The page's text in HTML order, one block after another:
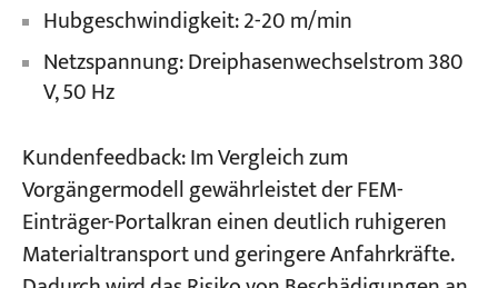
Hubgeschwindigkeit: 2-20 m/min
Netzspannung: Dreiphasenwechselstrom 380
V, 50 Hz
Kundenfeedback: Im Vergleich zum
Vorgängermodell gewährleistet der FEM-
Einträger-Portalkran einen deutlich ruhigeren
Materialtransport und geringere Anfahrkräfte.